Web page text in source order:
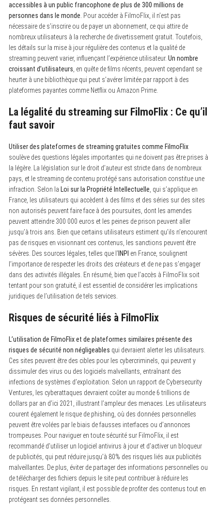
accessibles à un public francophone de plus de 300 millions de
personnes dans le monde . Pour accéder à FilmoFlix, il n’est pas
nécessaire de s’inscrire ou de payer un abonnement, ce qui attire de
nombreux utilisateurs à la recherche de divertissement gratuit. Toutefois,
les détails sur la mise à jour régulière des contenus et la qualité de
streaming peuvent varier, influençant l’expérience utilisateur. Un nombre
croissant d’utilisateurs , en quête de films récents, peuvent cependant se
heurter à une bibliothèque qui peut s’avérer limitée par rapport à des
plateformes payantes comme Netflix ou Amazon Prime.
La légalité du streaming sur FilmoFlix : Ce qu’il
faut savoir
Utiliser des plateformes de streaming gratuites comme FilmoFlix
soulève des questions légales importantes qui ne doivent pas être prises à
la légère. La législation sur le droit d’auteur est stricte dans de nombreux
pays, et le streaming de contenu protégé sans autorisation constitue une
infraction. Selon la Loi sur la Propriété Intellectuelle , qui s’applique en
France, les utilisateurs qui accèdent à des films et des séries sur des sites
non autorisés peuvent faire face à des poursuites, dont les amendes
peuvent atteindre 300 000 euros et les peines de prison peuvent aller
jusqu’à trois ans. Bien que certains utilisateurs estiment qu’ils n’encourent
pas de risques en visionnant ces contenus, les sanctions peuvent être
sévères. Des sources légales, telles que l’ INPI en France, soulignent
l’importance de respecter les droits des créateurs et de ne pas s’engager
dans des activités illégales. En résumé, bien que l’accès à FilmoFlix soit
tentant pour son gratuité, il est essentiel de considérer les implications
juridiques de l’utilisation de tels services.
Risques de sécurité liés à FilmoFlix
L’utilisation de FilmoFlix et de plateformes similaires présente des
risques de sécurité non négligeables qui devraient alerter les utilisateurs.
Ces sites peuvent être des cibles pour les cybercriminels, qui peuvent y
dissimuler des virus ou des logiciels malveillants, entraînant des
infections de systèmes d’exploitation. Selon un rapport de Cybersecurity
Ventures, les cyberattaques devraient coûter au monde 6 trillions de
dollars par an d’ici 2021, illustrant l’ampleur des menaces. Les utilisateurs
courent également le risque de phishing, où des données personnelles
peuvent être volées par le biais de fausses interfaces ou d’annonces
trompeuses. Pour naviguer en toute sécurité sur FilmoFlix, il est
recommandé d’utiliser un logiciel antivirus à jour et d’activer un bloqueur
de publicités, qui peut réduire jusqu’à 80% des risques liés aux publicités
malveillantes. De plus, éviter de partager des informations personnelles ou
de télécharger des fichiers depuis le site peut contribuer à réduire les
risques. En restant vigilant, il est possible de profiter des contenus tout en
protégeant ses données personnelles.